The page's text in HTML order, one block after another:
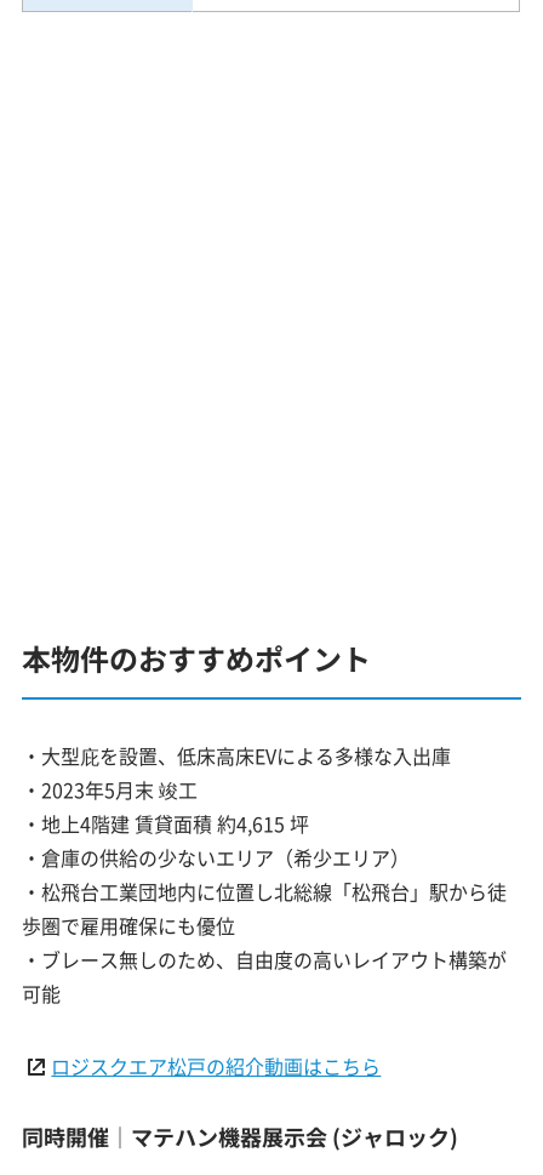
本物件のおすすめポイント
・大型庇を設置、低床高床EVによる多様な入出庫
・2023年5月末 竣工
・地上4階建 賃貸面積 約4,615 坪
・倉庫の供給の少ないエリア（希少エリア）
・松飛台工業団地内に位置し北総線「松飛台」駅から徒
歩圏で雇用確保にも優位
・ブレース無しのため、自由度の高いレイアウト構築が
可能
ロジスクエア松戸の紹介動画はこちら
同時開催│マテハン機器展示会 (ジャロック)